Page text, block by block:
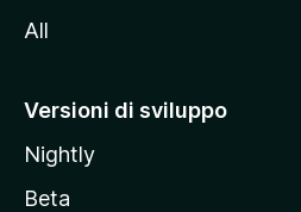
t
M
z
i
All
Versioni di sviluppo
Nightly
Beta